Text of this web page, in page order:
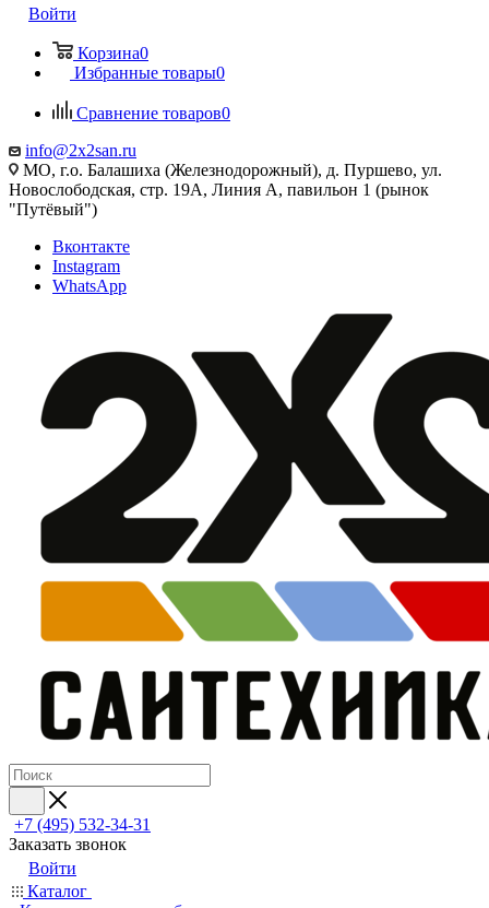
Войти
Корзина0
Избранные товары0
Сравнение товаров0
info@2x2san.ru
МО, г.о. Балашиха (Железнодорожный), д. Пуршево, ул.
Новослободская, стр. 19А, Линия А, павильон 1 (рынок
"Путёвый")
Вконтакте
Instagram
WhatsApp
+7 (495) 532‑34‑31
Заказать звонок
Войти
Каталог